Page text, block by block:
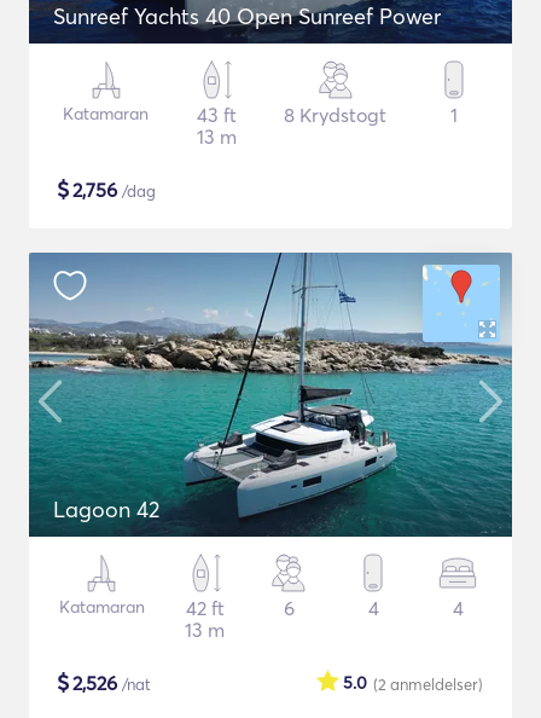
Sunreef Yachts 40 Open Sunreef Power
Katamaran
43 ft
13 m
8 Krydstogt 1
$2,756 /dag
Lagoon 42
Katamaran
42 ft
13 m
6 4 4
$2,526 /nat (2 anmeldelser)
5.0